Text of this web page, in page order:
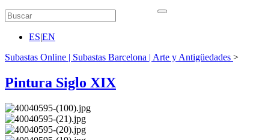
ES|EN
Subastas Online | Subastas Barcelona | Arte y Antigüedades >
Pintura Siglo XIX